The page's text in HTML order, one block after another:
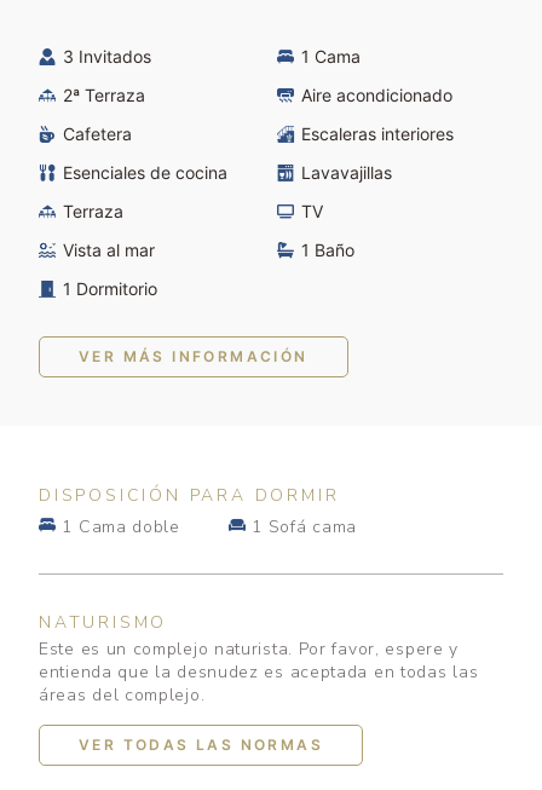
3 Invitados
1 Cama
2ª Terraza
Aire acondicionado
Cafetera
Escaleras interiores
Esenciales de cocina
Lavavajillas
Terraza
TV
Vista al mar
1 Baño
1 Dormitorio
VER MÁS INFORMACIÓN
DISPOSICIÓN PARA DORMIR
1 Cama doble
1 Sofá cama
NATURISMO
Este es un complejo naturista. Por favor, espere y
entienda que la desnudez es aceptada en todas las
áreas del complejo.
VER TODAS LAS NORMAS